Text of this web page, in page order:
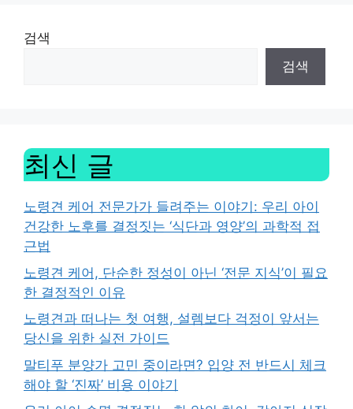
검색
검색
최신 글
노령견 케어 전문가가 들려주는 이야기: 우리 아이
건강한 노후를 결정짓는 ‘식단과 영양’의 과학적 접
근법
노령견 케어, 단순한 정성이 아닌 ‘전문 지식’이 필요
한 결정적인 이유
노령견과 떠나는 첫 여행, 설렘보다 걱정이 앞서는
당신을 위한 실전 가이드
말티푸 분양가 고민 중이라면? 입양 전 반드시 체크
해야 할 ‘진짜’ 비용 이야기